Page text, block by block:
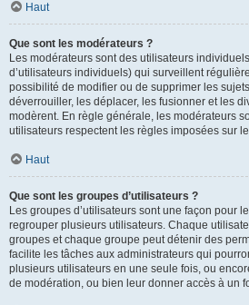
Haut
Que sont les modérateurs ?
Les modérateurs sont des utilisateurs
d’utilisateurs individuels) qui surveillent
possibilité de modifier ou de supprimer les
déverrouiller, les déplacer, les fusionner et les
modèrent. En règle générale, les modérateurs
utilisateurs respectent les règles imposées sur
Haut
Que sont les groupes d’utilisateurs ?
Les groupes d’utilisateurs sont une façon pour
regrouper plusieurs utilisateurs. Chaque
groupes et chaque groupe peut détenir des
facilite les tâches aux administrateurs qui
plusieurs utilisateurs en une seule fois, ou
de modération, ou bien leur donner accès à un